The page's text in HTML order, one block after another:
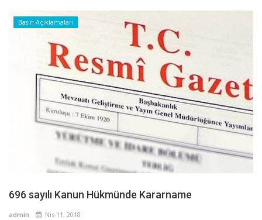
Basın Açıklamaları
696 sayılı Kanun Hükmünde Kararname
admin Nis 11, 2018